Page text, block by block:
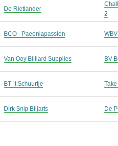
De Rietlander
2
BCO - Paeoniapassion
Van Ooy Billiard Supplies BV
BT `t Schuurtje
Dirk Snip Biljarts De